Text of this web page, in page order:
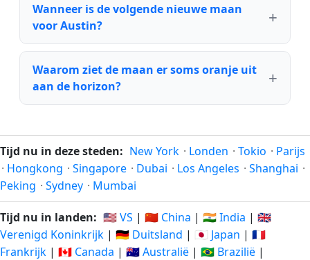
Wanneer is de volgende nieuwe maan
voor Austin?
Waarom ziet de maan er soms oranje uit
aan de horizon?
Tijd nu in deze steden: New York · Londen · Tokio · Parijs
· Hongkong · Singapore · Dubai · Los Angeles · Shanghai ·
Peking · Sydney · Mumbai
Tijd nu in landen: 🇺🇸 VS | 🇨🇳 China | 🇮🇳 India | 🇬🇧
Verenigd Koninkrijk | 🇩🇪 Duitsland | 🇯🇵 Japan | 🇫🇷
Frankrijk | 🇨🇦 Canada | 🇦🇺 Australië | 🇧🇷 Brazilië |